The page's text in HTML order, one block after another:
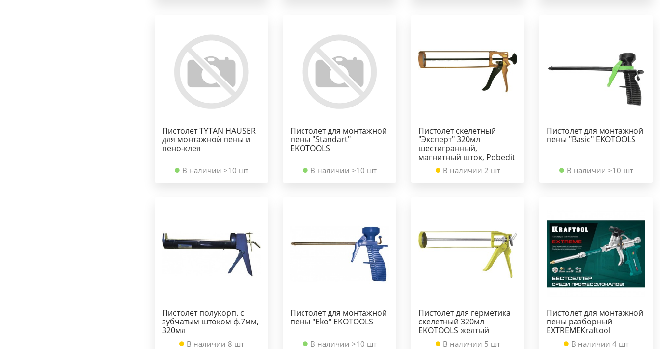
Пистолет TYTAN HAUSER
для монтажной пены и
пено-клея
В наличии >10 шт
Пистолет для монтажной
пены "Standart"
EKOTOOLS
В наличии >10 шт
Пистолет скелетный
"Эксперт" 320мл
шестигранный,
магнитный шток, Pobedit
В наличии 2 шт
Пистолет для монтажной
пены "Basic" EKOTOOLS
В наличии >10 шт
Пистолет полукорп. с
зубчатым штоком ф.7мм,
320мл
В наличии 8 шт
Пистолет для монтажной
пены "Eko" EKOTOOLS
В наличии >10 шт
Пистолет для герметика
скелетный 320мл
EKOTOOLS желтый
В наличии 5 шт
Пистолет для монтажной
пены разборный
EXTREMEKraftool
В наличии 4 шт